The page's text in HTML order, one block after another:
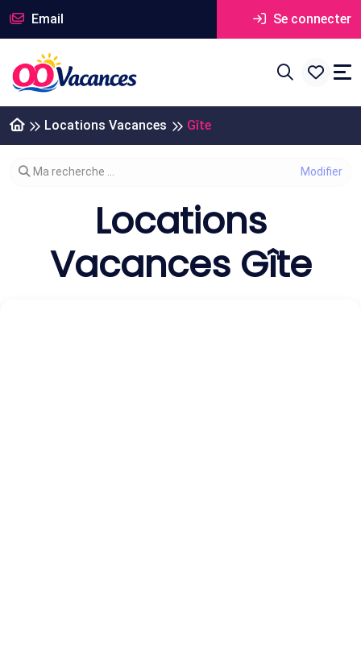
Email Se connecter
Locations Vacances Gîte
Modifier votre recherche
Ma recherche ...
Locations
Vacances Gîte